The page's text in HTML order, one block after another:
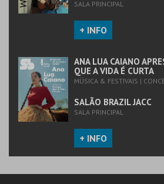
SALA PRINCIPAL
+ INFO
ANA LUA CAIANO
QUE A VIDA É CURTA
MÚSICA & FESTIVAIS |
SALÃO BRAZIL JACC
SALA PRINCIPAL
+ INFO